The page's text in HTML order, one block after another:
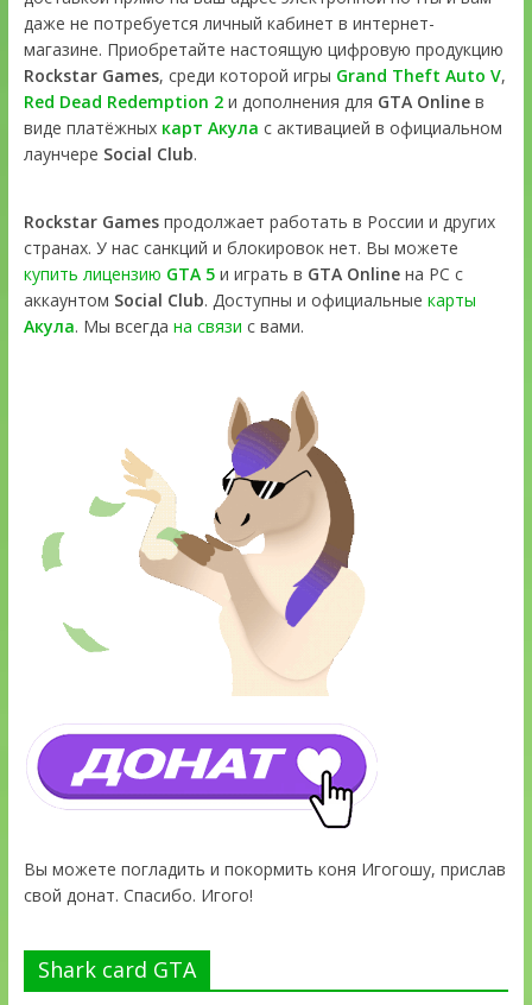
даже не потребуется личный кабинет в интернет-
магазине. Приобретайте настоящую цифровую продукцию
Rockstar Games, среди которой игры Grand Theft Auto V,
Red Dead Redemption 2и дополнения для GTA Onlineв
виде платёжных карт Акула с активацией в официальном
лаунчере Social Club.
Rockstar Gamesпродолжает работать в России и других
странах. У нас санкций и блокировок нет. Вы можете
купить лицензию GTA 5и играть в GTA Onlineна PC с
аккаунтом Social Club. Доступны и официальные карты
Акула. Мы всегда на связи с вами.
Вы можете погладить и покормить коня Игогошу, прислав
свой донат. Спасибо. Игого!
Shark card GTA